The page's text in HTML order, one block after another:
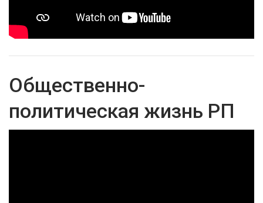
Общественно-
политическая жизнь РП